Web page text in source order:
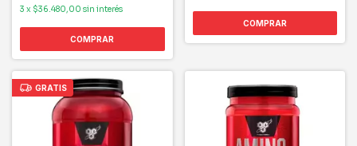
3 x $36.480,00 sin interés
COMPRAR
GRATIS